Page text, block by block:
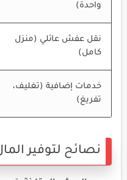
واحدة)
نقل عفش عائلي (منزل
كامل)
خدمات إضافية (تغليف،
تفريغ)
نصائح لتوفير